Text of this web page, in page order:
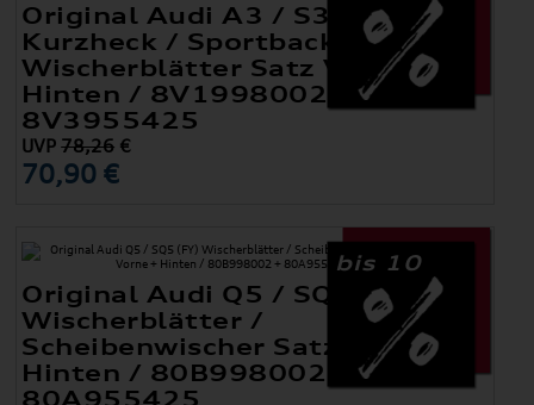
Original Audi A3 / S3 / RS3
Kurzheck / Sportback (8V)
Wischerblätter Satz Vorne +
Hinten / 8V1998002B +
8V3955425
UVP78,26 €
70,90 €
bis 10
Original Audi Q5 / SQ5 (FY)
Wischerblätter /
Scheibenwischer Satz Vorne +
Hinten / 80B998002 +
80A955425